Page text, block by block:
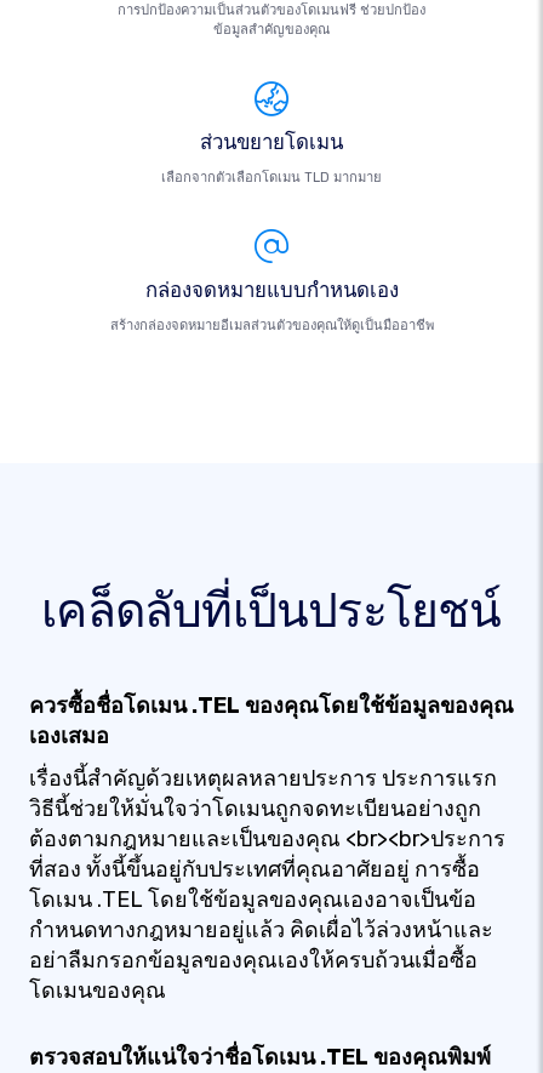
การปกป้องความเป็นส่วนตัวของโดเมนฟรี ช่วยปกป้อง
ข้อมูลสำคัญของคุณ
ส่วนขยายโดเมน
เลือกจากตัวเลือกโดเมน TLD มากมาย
กล่องจดหมายแบบกำหนดเอง
สร้างกล่องจดหมายอีเมลส่วนตัวของคุณให้ดูเป็นมืออาชีพ
เคล็ดลับที่เป็นประโยชน์
ควรซื้อชื่อโดเมน .TEL ของคุณโดยใช้ข้อมูลของคุณ
เองเสมอ
เรื่องนี้สำคัญด้วยเหตุผลหลายประการ ประการแรก
วิธีนี้ช่วยให้มั่นใจว่าโดเมนถูกจดทะเบียนอย่างถูก
ต้องตามกฎหมายและเป็นของคุณ <br><br>ประการ
ที่สอง ทั้งนี้ขึ้นอยู่กับประเทศที่คุณอาศัยอยู่ การซื้อ
โดเมน .TEL โดยใช้ข้อมูลของคุณเองอาจเป็นข้อ
กำหนดทางกฎหมายอยู่แล้ว คิดเผื่อไว้ล่วงหน้าและ
อย่าลืมกรอกข้อมูลของคุณเองให้ครบถ้วนเมื่อซื้อ
โดเมนของคุณ
ตรวจสอบให้แน่ใจว่าชื่อโดเมน .TEL ของคุณพิมพ์